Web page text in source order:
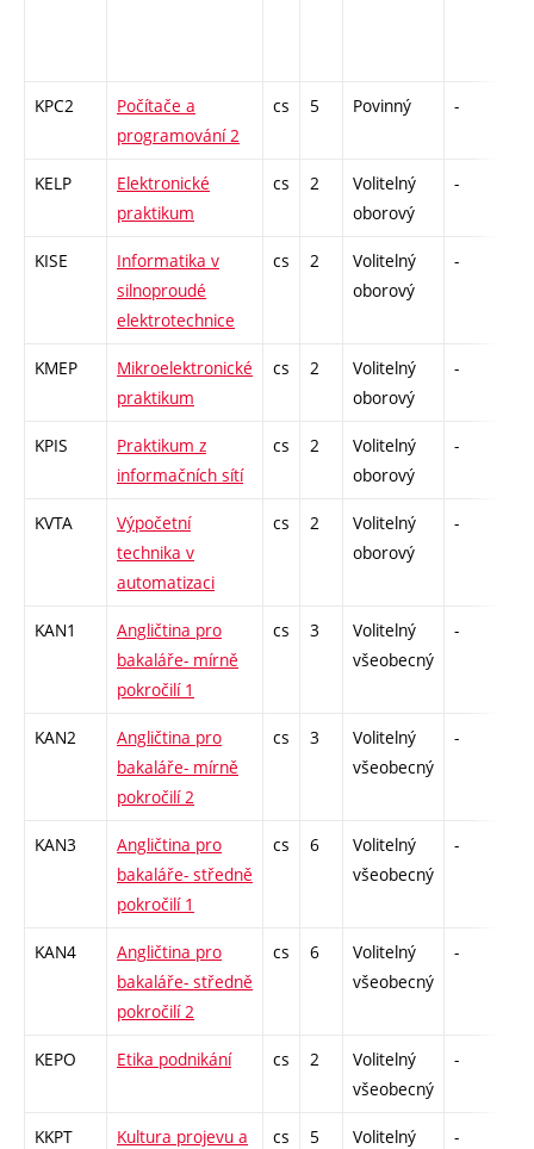
KPC2
Počítače a
programování 2
cs 5 Povinný -
KELP
Elektronické
praktikum
cs 2
Volitelný
oborový
-
KISE
Informatika v
silnoproudé
elektrotechnice
cs 2
Volitelný
oborový
-
KMEP
Mikroelektronické
praktikum
cs 2
Volitelný
oborový
-
KPIS
Praktikum z
informačních sítí
cs 2
Volitelný
oborový
-
KVTA
Výpočetní
technika v
automatizaci
cs 2
Volitelný
oborový
-
KAN1
Angličtina pro
bakaláře- mírně
pokročilí 1
cs 3
Volitelný
všeobecný
-
KAN2
Angličtina pro
bakaláře- mírně
pokročilí 2
cs 3
Volitelný
všeobecný
-
KAN3
Angličtina pro
bakaláře- středně
pokročilí 1
cs 6
Volitelný
všeobecný
-
KAN4
Angličtina pro
bakaláře- středně
pokročilí 2
cs 6
Volitelný
všeobecný
-
KEPO Etika podnikání cs 2
Volitelný
všeobecný
-
KKPT
Kultura projevu a
cs 5
Volitelný
-